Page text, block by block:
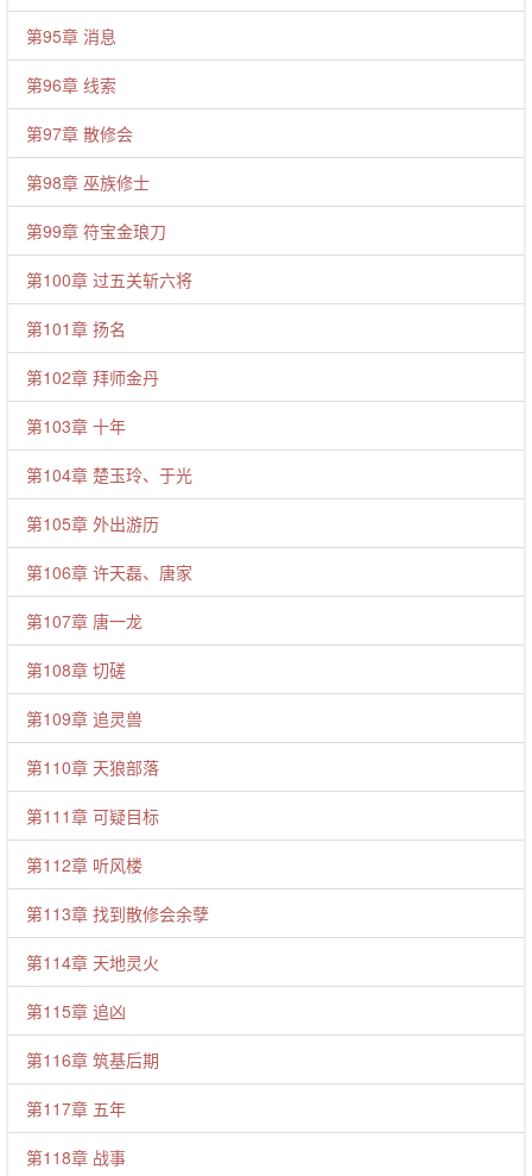
第95章 消息
第96章 线索
第97章 散修会
第98章 巫族修士
第99章 符宝金琅刀
第100章 过五关斩六将
第101章 扬名
第102章 拜师金丹
第103章 十年
第104章 楚玉玲、于光
第105章 外出游历
第106章 许天磊、唐家
第107章 唐一龙
第108章 切磋
第109章 追灵兽
第110章 天狼部落
第111章 可疑目标
第112章 听风楼
第113章 找到散修会余孽
第114章 天地灵火
第115章 追凶
第116章 筑基后期
第117章 五年
第118章 战事